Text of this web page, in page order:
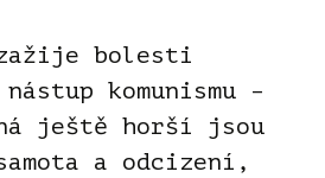
bolesti
komunismu –
ještě horší jsou
a odcizení,